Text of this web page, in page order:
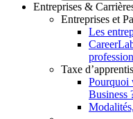
Entreprises &
Entreprises et
Les
Taxe
Pourquoi
Business